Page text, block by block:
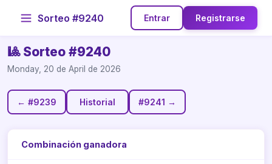
Sorteo #9240 Entrar Registrarse
🎱 Sorteo #9240
Monday, 20 de April de 2026
← #9239 Historial #9241 →
Combinación ganadora